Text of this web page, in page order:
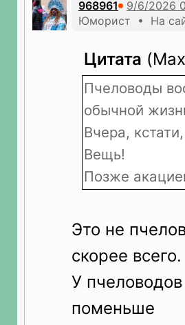
968961
Юморист • На
Цитата
Пчеловоды
обычной
Вчера,
Вещь!
Позже
Это не
скорее всего.
У
поменьше